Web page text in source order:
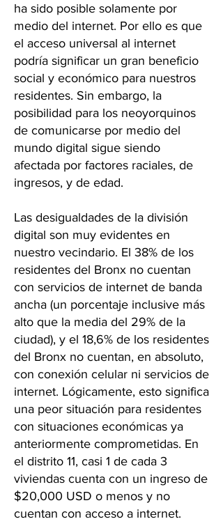
ha sido posible solamente por
medio del internet. Por ello es que
el acceso universal al internet
podría significar un gran beneficio
social y económico para nuestros
residentes. Sin embargo, la
posibilidad para los neoyorquinos
de comunicarse por medio del
mundo digital sigue siendo
afectada por factores raciales, de
ingresos, y de edad.
Las desigualdades de la división
digital son muy evidentes en
nuestro vecindario. El 38% de los
residentes del Bronx no cuentan
con servicios de internet de banda
ancha (un porcentaje inclusive más
alto que la media del 29% de la
ciudad), y el 18,6% de los residentes
del Bronx no cuentan, en absoluto,
con conexión celular ni servicios de
internet. Lógicamente, esto significa
una peor situación para residentes
con situaciones económicas ya
anteriormente comprometidas. En
el distrito 11, casi 1 de cada 3
viviendas cuenta con un ingreso de
$20,000 USD o menos y no
cuentan con acceso a internet.